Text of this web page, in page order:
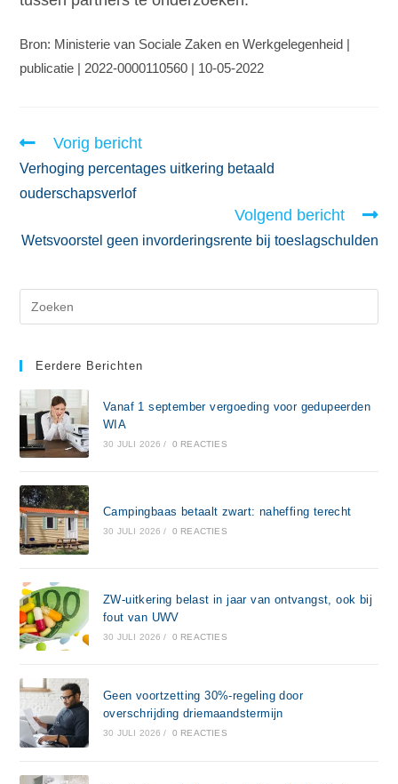
Bron: Ministerie van Sociale Zaken en Werkgelegenheid |
publicatie | 2022-0000110560 | 10-05-2022
Vorig bericht
Verhoging percentages uitkering betaald
ouderschapsverlof
Volgend bericht
Wetsvoorstel geen invorderingsrente bij toeslagschulden
Eerdere Berichten
Vanaf 1 september vergoeding voor gedupeerden
WIA
30 JULI 2026 / 0 REACTIES
Campingbaas betaalt zwart: naheffing terecht
30 JULI 2026 / 0 REACTIES
ZW-uitkering belast in jaar van ontvangst, ook bij
fout van UWV
30 JULI 2026 / 0 REACTIES
Geen voortzetting 30%-regeling door
overschrijding driemaandstermijn
30 JULI 2026 / 0 REACTIES